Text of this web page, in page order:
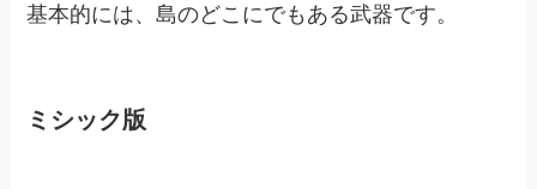
基本的には、島のどこにでもある武器です。
ミシック版